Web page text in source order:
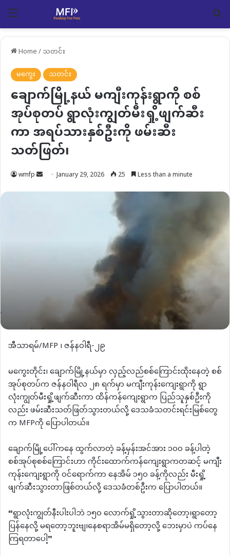
Menu
Home/သတင်း
မကွေး
သတင်း
ချောက်မြို့နယ် မကျီးကုန်းရွာကို စစ်
အုပ်စုတပ် ရွာလုံးကျွတ်မီးရှို့ဖျက်ဆီး
ကာ အရပ်သားနှစ်ဦးကို ဖမ်းဆီး
သတ်ဖြတ်၊
wmfp SendJanuary 29, 2026 25 Less than a minute
အီသာရမ်/MFP ၊ ဇန်နဝါရီ-၂၉
မကွေးတိုင်း၊ ချောက်မြို့နယ်မှာ လှည့်လည်စစ်ကြောင်းထိုးနေတဲ့ စစ်
အုပ်စုတပ်က ဇန်နဝါရီလ ၂၈ ရက်မှာ မကျီးကုန်းကျေးရွာကို ရွာ
လုံးကျွတ်မီးရှို့ဖျက်ဆီးကာ ထိန်ကန်ကျေးရွာက ပြည်သူနှစ်ဦးကို
လည်း ဖမ်းဆီးသတ်ဖြတ်သွားတယ်လို့ ဒေသခံသတင်းရင်းမြစ်တွေ
က MFPကို ပြောပါတယ်။
ချောက်မြို့ပေါ်ကနေ ထွက်လာတဲ့ ခန့်မှန်းအင်အား ၁၀၀ ခန့်ပါတဲ့
စစ်အုပ်စုစစ်ကြောင်းဟာ ကိုင်းထောက်ကန်ကျေးရွာကတဆင့် မကျီး
ကုန်းကျေးရွာကို ဝင်ရောက်ကာ နေအိမ် ၁၅၀ ခန့်ကိုလည်း မီးရှို့
ဖျက်ဆီးသွားတာဖြစ်တယ်လို့ ဒေသခံတစ်ဦးက ပြောပါတယ်။
“ရွာလုံးကျွတ်နီးပါးပါဘဲ ၁၅၀ လောက်ရှို့သွားတာဆိုတော့၊ရွာတော့
ပြန်နေလို့ မရတော့ဘူးဗျ၊နေစရာအိမ်မရှိတော့လို့ ဘေးမှာပဲ ကပ်နေ
ကြရတာပေါ့”